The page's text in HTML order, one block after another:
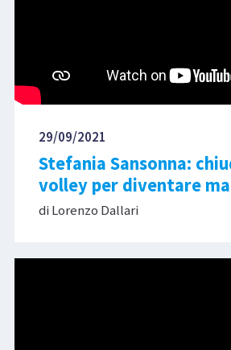
29/09/2021
Stefania Sansonna:
volley per diventare
di Lorenzo Dallari